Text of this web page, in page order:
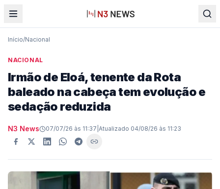
Início/Nacional
NACIONAL
Irmão de Eloá, tenente da Rota
baleado na cabeça tem evolução e
sedação reduzida
N3 News 07/07/26 às 11:37 Atualizado 04/08/26 às 11:23